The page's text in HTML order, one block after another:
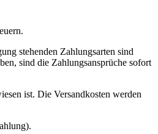
stehenden Zahlungsarten sind
sind die Zahlungsansprüche sofort
ist. Die Versandkosten werden